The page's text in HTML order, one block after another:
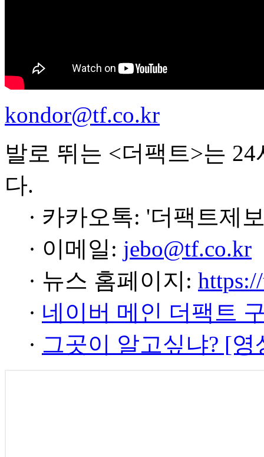
kondor@tf.co.kr
발로 뛰는 <더팩트>는
다.
· 카카오톡: '더팩트제
· 이메일: jebo@tf.co.kr
· 뉴스 홈페이지:
· 네이버 메인 더팩트
· 그곳이 알고싶냐? [